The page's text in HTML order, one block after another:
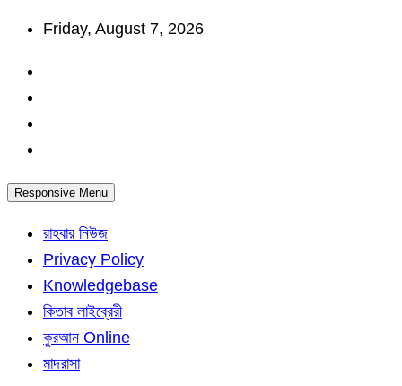
Skip
content
Friday, August 7, 2026
Responsive Menu
রাহবার নিউজ
Privacy Policy
Knowledgebase
কিতাব লাইব্রেরী
কুরআন Online
মাদরাসা